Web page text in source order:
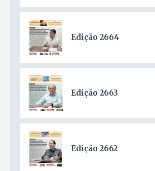
Edição 2664
Edição 2663
Edição 2662